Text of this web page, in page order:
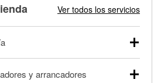
Ver todos los servicios
vehículos comerciales y
y arrancadores